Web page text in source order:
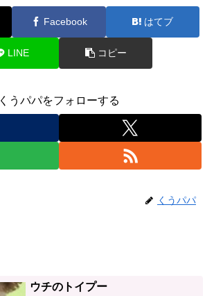
Facebook はてブ
LINE コピー
くうパパをフォローする
くうパパ
ウチのトイプー